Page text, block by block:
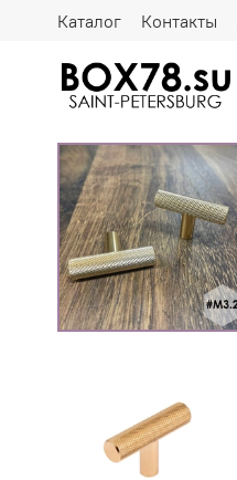
Каталог Контакты